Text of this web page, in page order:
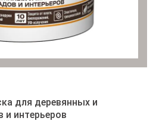
для деревянных и
интерьеров